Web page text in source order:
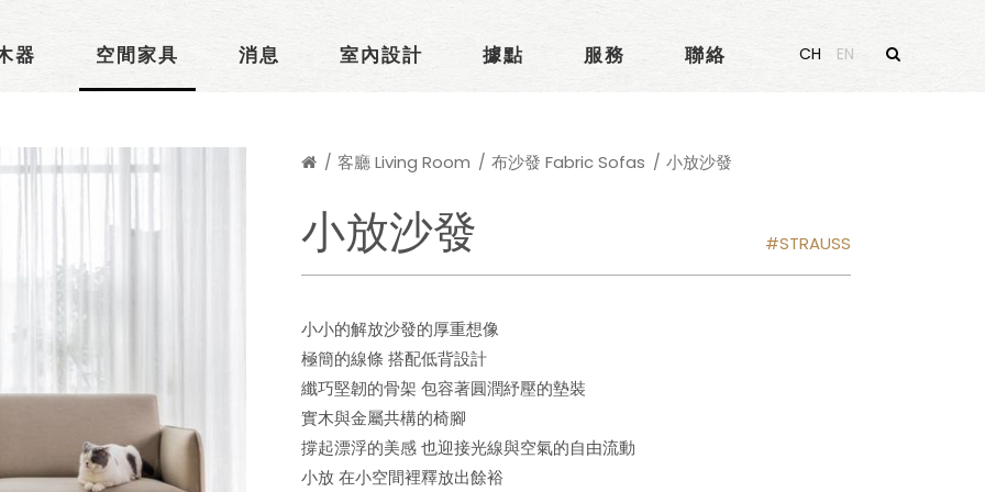
器 空間家具 消息 室內設計 據點 服務 聯絡 CH EN
客廳 Living Room 布沙發 Fabric Sofas 小放沙發
小放沙發 STRAUSS
小小的解放沙發的厚重想像
極簡的線條 搭配低背設計
纖巧堅韌的骨架 包容著圓潤紓壓的墊裝
實木與金屬共構的椅腳
撐起漂浮的美感 也迎接光線與空氣的自由流動
小放 在小空間裡釋放出餘裕